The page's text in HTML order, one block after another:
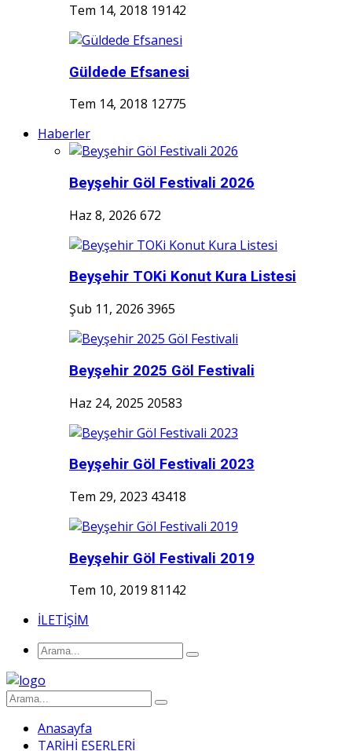
Tem 14, 2018 19142
Güldede Efsanesi
Tem 14, 2018 12775
Haberler
Beyşehir Göl Festivali 2026
Haz 8, 2026 672
Beyşehir TOKi Konut Kura Listesi
Şub 11, 2026 3965
Beyşehir 2025 Göl Festivali
Haz 24, 2025 20583
Beyşehir Göl Festivali 2023
Tem 29, 2023 43418
Beyşehir Göl Festivali 2019
Tem 10, 2019 81142
İLETİŞİM
Anasayfa
TARİHİ ESERLERİ